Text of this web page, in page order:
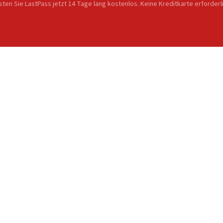
Sie LastPass jetzt 14 Tage lang kostenlos. Keine Kreditkarte